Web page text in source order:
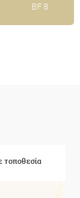
BF 8
τοποθεσία